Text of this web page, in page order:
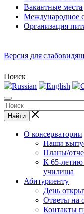
Вакантные
Международное
Организация
Версия для
Поиск
Найти
О консерватории
Наши
Планы/
К 65-летию
училища
Абитуриенту
День
Ответы на
Контакты